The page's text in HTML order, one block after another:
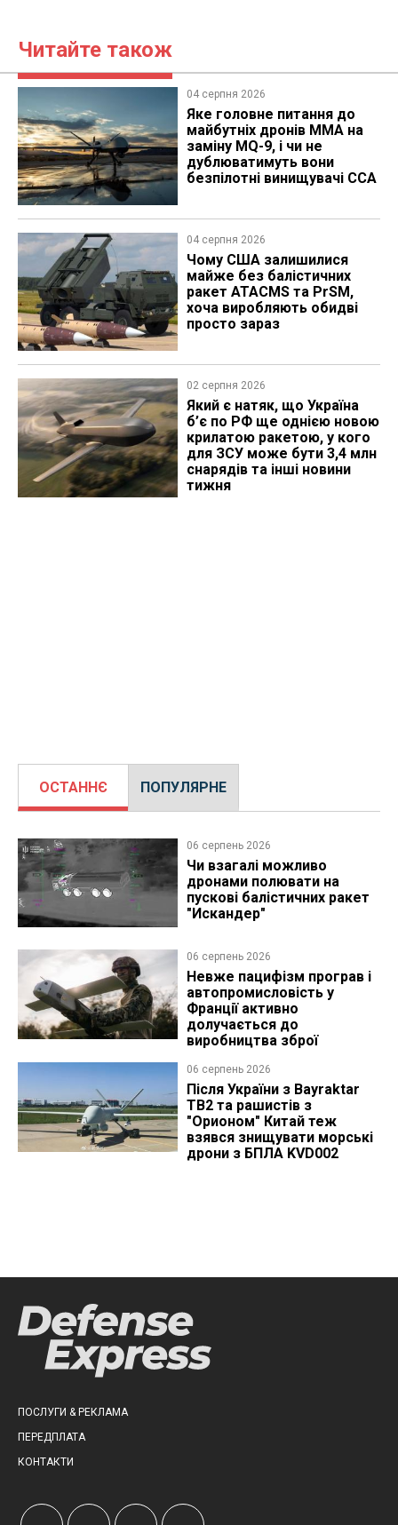
Читайте також
04 серпня 2026
Яке головне питання до
майбутніх дронів MMA на
заміну MQ-9, і чи не
дублюватимуть вони
безпілотні винищувачі CCA
04 серпня 2026
Чому США залишилися
майже без балістичних
ракет ATACMS та PrSM,
хоча виробляють обидві
просто зараз
02 серпня 2026
Який є натяк, що Україна
б’є по РФ ще однією новою
крилатою ракетою, у кого
для ЗСУ може бути 3,4 млн
снарядів та інші новини
тижня
ОСТАННЄ ПОПУЛЯРНЕ
06 серпень 2026
Чи взагалі можливо
дронами полювати на
пускові балістичних ракет
"Искандер"
06 серпень 2026
Невже пацифізм програв і
автопромисловість у
Франції активно
долучається до
виробництва зброї
06 серпень 2026
Після України з Bayraktar
TB2 та рашистів з
"Орионом" Китай теж
взявся знищувати морські
дрони з БПЛА KVD002
ПОСЛУГИ & РЕКЛАМА
ПЕРЕДПЛАТА
КОНТАКТИ